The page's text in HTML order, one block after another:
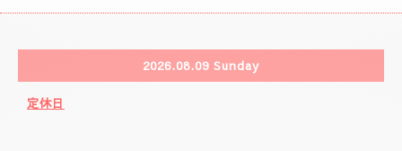
🩷事前の空きお時間になります。🩷